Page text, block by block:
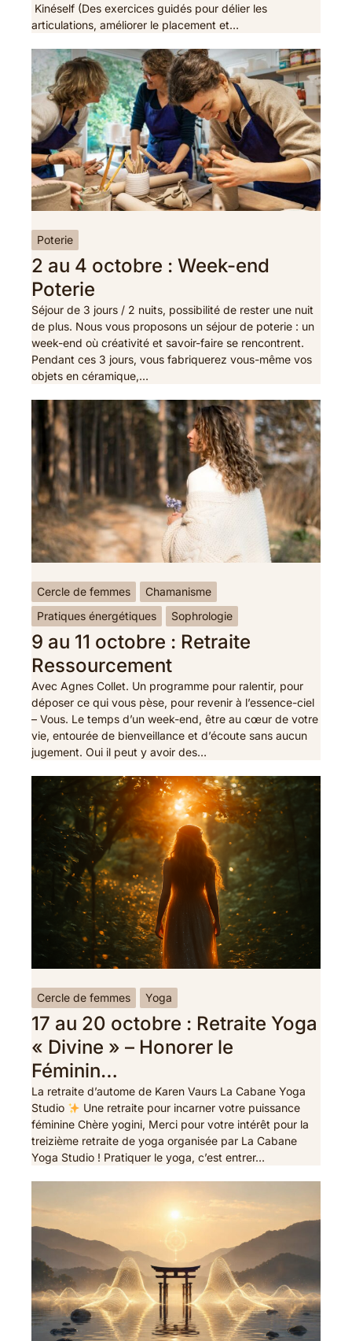
Kinéself (Des exercices guidés pour délier les
articulations, améliorer le placement et…
Poterie
2 au 4 octobre : Week-end
Poterie
Séjour de 3 jours / 2 nuits, possibilité de rester une nuit
de plus. Nous vous proposons un séjour de poterie : un
week-end où créativité et savoir-faire se rencontrent.
Pendant ces 3 jours, vous fabriquerez vous-même vos
objets en céramique,…
Cercle de femmes
Chamanisme
Pratiques énergétiques
Sophrologie
9 au 11 octobre : Retraite
Ressourcement
Avec Agnes Collet. Un programme pour ralentir, pour
déposer ce qui vous pèse, pour revenir à l’essence-ciel
– Vous. Le temps d’un week-end, être au cœur de votre
vie, entourée de bienveillance et d’écoute sans aucun
jugement. Oui il peut y avoir des…
Cercle de femmes Yoga
17 au 20 octobre : Retraite Yoga
« Divine » – Honorer le
Féminin…
La retraite d’autome de Karen Vaurs La Cabane Yoga
Studio
Une retraite pour incarner votre puissance
féminine Chère yogini, Merci pour votre intérêt pour la
treizième retraite de yoga organisée par La Cabane
Yoga Studio ! Pratiquer le yoga, c’est entrer…